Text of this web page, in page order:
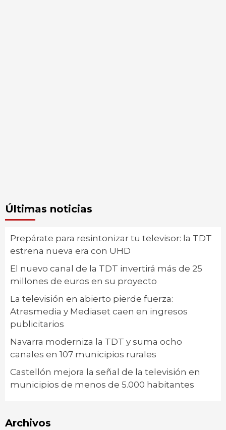
Últimas noticias
Prepárate para resintonizar tu televisor: la TDT
estrena nueva era con UHD
El nuevo canal de la TDT invertirá más de 25
millones de euros en su proyecto
La televisión en abierto pierde fuerza:
Atresmedia y Mediaset caen en ingresos
publicitarios
Navarra moderniza la TDT y suma ocho
canales en 107 municipios rurales
Castellón mejora la señal de la televisión en
municipios de menos de 5.000 habitantes
Archivos